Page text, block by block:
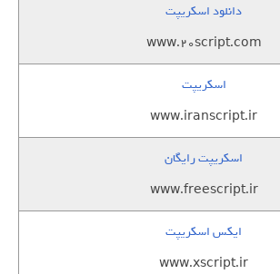
دانلود اسکریپت
www.20script.com
اسکریپت
www.iranscript.ir
اسکریپت رایگان
www.freescript.ir
ایکس اسکریپت
www.xscript.ir